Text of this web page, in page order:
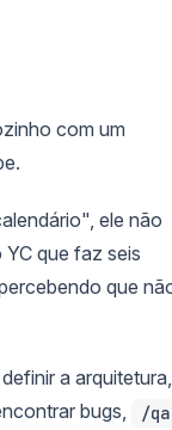
com um
ele não
que faz seis
que
a arquitetura,
bugs, /qa